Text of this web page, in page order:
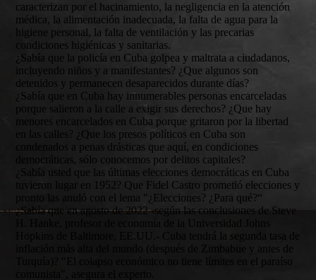
caracterizan por el hacinamiento, la negligencia en la atención
médica, la alimentación inadecuada, la falta de agua para la
higiene personal, la falta de ventilación y las precarias
condiciones higiénicas y sanitarias.
¿Sabía que la policía en Cuba golpea y maltrata a ciudadanos,
incluyendo niños y a manifestantes? ¿Que algunos son
detenidos y permanecen desaparecidos durante días?
¿Sabía que en Cuba hay innumerables personas encarceladas
porque salieron a la calle a exigir sus derechos? ¿Que hay
menores encarcelados en Cuba porque gritaron por la libertad
en las calles? ¿Que los presos políticos en Cuba son
condenados a penas drásticas que aquí, en condiciones
democráticas, sólo conocemos por delitos capitales?
¿Sabía usted que las últimas elecciones democráticas en Cuba
tuvieron lugar en 1952? Que Fidel Castro prometió elecciones y
pronto las anuló con el lema "¿Elecciones? ¿Para qué?“
¿Sabía que en agosto de 2022 -según las conclusiones de Steve
Hopkins de Baltimore, EE.UU.- Cuba tendrá la segunda tasa de
inflación más alta del mundo (después de Zimbabue y antes de
Turquía)? "El colapso económico no tiene límites en el paraíso